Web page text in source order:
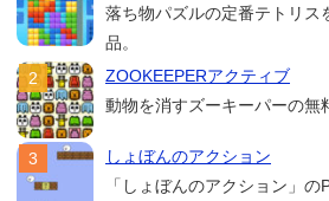
落ち物パズルの定番テトリス
品。
ZOOKEEPERアクティブ
動物を消すズーキーパーの無
しょぼんのアクション
「しょぼんのアクション」の